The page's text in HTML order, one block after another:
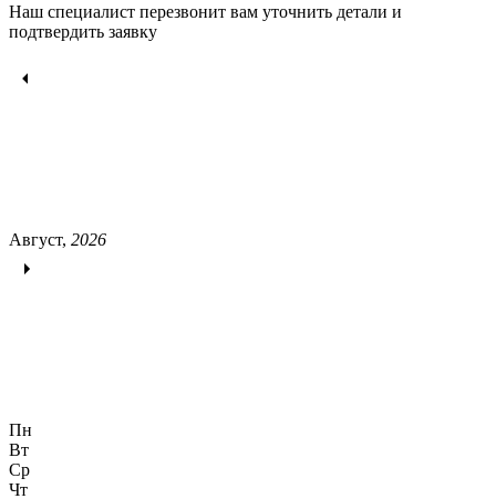
Наш специалист перезвонит вам уточнить детали и
подтвердить заявку
Август, 2026
Пн
Вт
Ср
Чт